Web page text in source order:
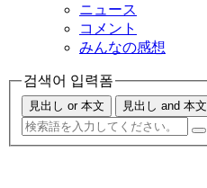
ニュース
コメント
みんなの感想
검색어 입력폼
見出し or 本文 見出し and 本文